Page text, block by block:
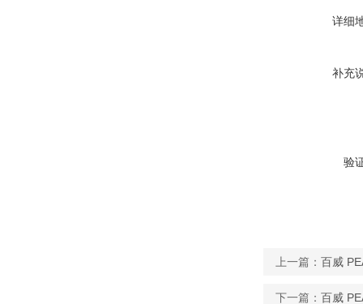
详细
补充
验
上一篇： 百威
下一篇： 百威